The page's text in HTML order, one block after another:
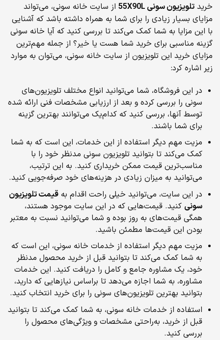
خرید تلویزیون سونی 55 X90L
از سایت خانه سونی، می‌تواند
مزایای بسیار زیادی را برای شما به همراه داشته باشد که آشنایی
با این مزایا به شما کمک می‌کند تا بررسی کنید که آیا خانه سونی
گزینه مناسبی برای خرید شما هست یا خیر؟ از جمله مهم‌ترین
مزایای خرید این تلویزیون از سایت خانه سونی، می‌توان به موارد
زیر اشاره کرد:
در این فروشگاه، شما می‌توانید انواع مختلف تلویزیون‌های
سونی را بررسی کرده و بعد از ارزیابی مشخصات فنی ارائه شده
توسط آنها، بررسی کنید که کدام‌یک می‌توانند بهترین گزینه
برای شما باشند.
مزیت مهم دیگر استفاده از این خدمات، این است که به شما
کمک می‌کند تا بتوانید تلویزیون سونی مدنظر خود را با
مناسب‌ترین قیمت ممکن خریداری کنید. به این ترتیب،
می‌توانید به میزان زیادی در هزینه‌های خود صرفه‌جویی کنید.
در این سایت، می‌توانید خیلی راحت اقدام به قیمت تلویزیون
سونی کنید. قیمت‌هایی که در این سایت موجود هستند،
همگی قیمت‌های به روز بوده و شما می‌توانید نسبت به معتبر
بودن این قیمت‌ها مطمئن باشید.
مزیت مهم دیگر استفاده از خدمات خانه سونی، این است که
به شما کمک می‌کند تا بتوانید قبل از خرید محصول مدنظر
خود، یک مشاوره جامع و کامل را دریافت کنید. این خدمات
مشاوره، به شما اجازه می‌دهد تا براساس نیازهایی که دارید،
بتوانید بهترین تلویزیون‌های سونی را برای خرید انتخاب کنید.
استفاده از خدمات خانه سونی، به شما کمک می‌کند تا بتوانید
قبل از خرید، به‌راحتی مشخصات و ویژگی‌های محصول را
بررسی کنید.